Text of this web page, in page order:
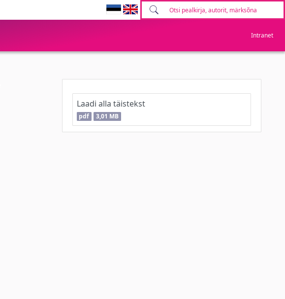
Intranet
Laadi alla täistekst
pdf 3,01 MB